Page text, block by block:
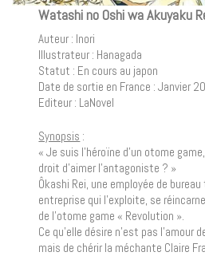
Watashi no Oshi wa Akuyaku
Auteur : Inori
Illustrateur : Hanagada
Statut : En cours au japon
Date de sortie en France : Janvier
Editeur : LaNovel
Synopsis :
« Je suis l’héroïne d’un otome
droit d’aimer l’antagoniste ? »
Ôkashi Rei, une employée de
entreprise qui l’exploite, se
de l’otome game « Revolution ».
Ce qu’elle désire n’est pas l’amour
mais de chérir la méchante Claire